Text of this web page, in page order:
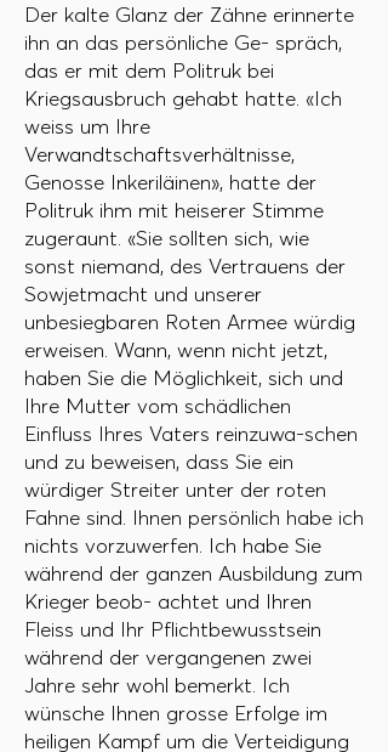
Der kalte Glanz der Zähne erinnerte
ihn an das persönliche Ge- spräch,
das er mit dem Politruk bei
Kriegsausbruch gehabt hatte. «Ich
weiss um Ihre
Verwandtschaftsverhältnisse,
Genosse Inkeriläinen», hatte der
Politruk ihm mit heiserer Stimme
zugeraunt. «Sie sollten sich, wie
sonst niemand, des Vertrauens der
Sowjetmacht und unserer
unbesiegbaren Roten Armee würdig
erweisen. Wann, wenn nicht jetzt,
haben Sie die Möglichkeit, sich und
Ihre Mutter vom schädlichen
Einfluss Ihres Vaters reinzuwa-schen
und zu beweisen, dass Sie ein
würdiger Streiter unter der roten
Fahne sind. Ihnen persönlich habe ich
nichts vorzuwerfen. Ich habe Sie
während der ganzen Ausbildung zum
Krieger beob- achtet und Ihren
Fleiss und Ihr Pflichtbewusstsein
während der vergangenen zwei
Jahre sehr wohl bemerkt. Ich
wünsche Ihnen grosse Erfolge im
heiligen Kampf um die Verteidigung